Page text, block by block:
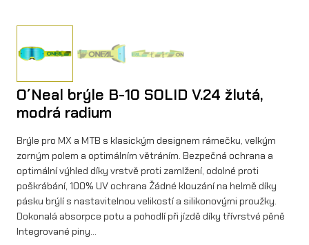
O´Neal brýle B-10 SOLID V.24 žlutá,
modrá radium
Brýle pro MX a MTB s klasickým designem rámečku, velkým
zorným polem a optimálním větráním. Bezpečná ochrana a
optimální výhled díky vrstvě proti zamlžení, odolné proti
poškrábání, 100% UV ochrana Žádné klouzání na helmě díky
pásku brýlí s nastavitelnou velikostí a silikonovými proužky.
Dokonalá absorpce potu a pohodlí při jízdě díky třívrstvé pěně
Integrované piny…